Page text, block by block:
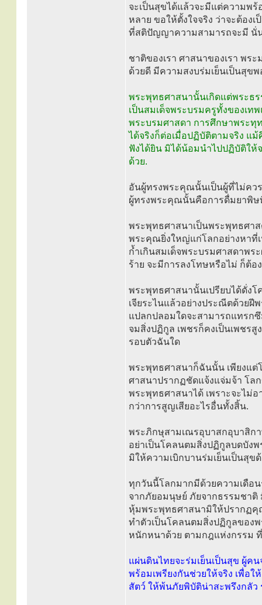
จะเป็นสุขได้แล้วจะมีแต่ความพ
หลาย ขอให้ตั้งใจจริง ว่าจะต้อง
ที่สติปัญญาความสามารถจะมี นั่
ชาติของเรา ศาสนาของเรา พร
ด้วยดี มีความสงบร่มเย็นเป็นสุข
พระพุทธศาสนานั้นเกิดแต่พระธ
เป็นสมเด็จพระบรมครูทั้งของเ
พระบรมศาสดา การศึกษาพระทุ
ได้จริงก็ต่อเมื่อปฏิบัติตามจริง แ
ฟังได้ยิน มิได้น้อมนำไปปฏิบัติให้
ด้วย.
อันผู้ทรงพระคุณนั้นเป็นผู้ที่ไม่ควร
ผู้ทรงพระคุณนั้นคือการดื่มยาพิษ
พระพุทธศาสนาเป็นพระพุทธศา
พระคุณยิ่งใหญ่แก่โลกอย่างหาที่
ก้ำเกินสมเด็จพระบรมศาสดาพ
ร้าย จะมีการลงโทษหรือไม่ ก็ต้อ
พระพุทธศาสนานั้นเปรียบได้ดั่งโ
เจียระไนแล้วอย่างประณีตด้วยฝี
แปลกปลอมใดจะสามารถแทรกซึ
จมสิ่งปฏิกูล เพชรก็คงเป็นเพชร
รอบตัวฉันใด
พระพุทธศาสนาก็ฉันนั้น เพียงแ
ศาสนาปรากฏชัดแจ้งแจ่มจ้า โ
พระพุทธศาสนาได้ เพราะจะไม่
กว่าการสูญเสียอะไรอื่นทั้งสิ้น.
พระภิกษุสามเณรอุบาสกอุบาสิก
อย่าเป็นโคลนตมสิ่งปฏิกูลบดบัง
มิให้ความเบิกบานร่มเย็นเป็นสุ
ทุกวันนี้โลกมากมีด้วยความเดือ
จากภัยอมนุษย์ ภัยจากธรรมชา
หุ้มพระพุทธศาสนามิให้ปรากฏคุ
ทำตัวเป็นโคลนตมสิ่งปฏิกูลของ
หนักหนาด้วย ตามกฎแห่งกรรม
แผ่นดินไทยจะร่มเย็นเป็นสุข ผู้ค
พร้อมเพรียงกันช่วยให้จริง เพื่อ
สัตว์ ให้พ้นภัยพิบัติน่าสะพรึงกลั